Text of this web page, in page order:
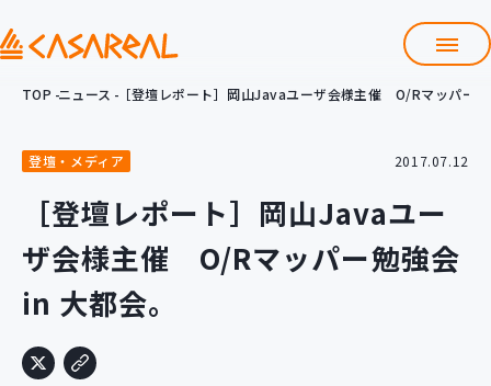
会社情報
サービス
プロダクト開発支援
クラウド導入支援 Git導入支援
システム構築支援
研修サービス
TOP ニュース ［登壇レポート］岡山Javaユーザ会様主催 O/Rマッパー
登壇・メディア 2017.07.12
［登壇レポート］岡山Javaユー
ザ会様主催 O/Rマッパー勉強会
in 大都会。